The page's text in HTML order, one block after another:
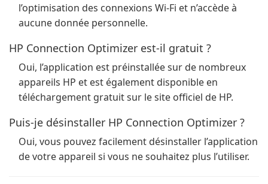
l’optimisation des connexions Wi-Fi et n’accède à
aucune donnée personnelle.
HP Connection Optimizer est-il gratuit ?
Oui, l’application est préinstallée sur de nombreux
appareils HP et est également disponible en
téléchargement gratuit sur le site officiel de HP.
Puis-je désinstaller HP Connection Optimizer ?
Oui, vous pouvez facilement désinstaller l’application
de votre appareil si vous ne souhaitez plus l’utiliser.